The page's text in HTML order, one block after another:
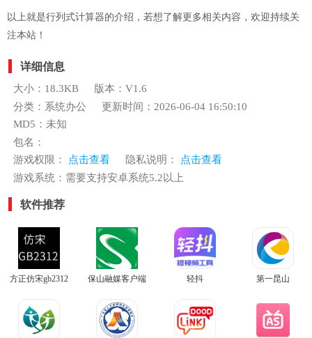
以上就是行列式计算器的介绍，若想了解更多相关内容，欢迎持续关
注本站！
详细信息
大小：18.3KB
版本：V1.6
分类：系统办公
更新时间：2026-06-04 16:50:10
MD5：未知
包名：
游戏权限：
点击查看 隐私说明：
点击查看
游戏系统：需要支持安卓系统5.2以上
软件推荐
方正仿宋gb2312 保山融媒客户端 轻抖 第一昆山